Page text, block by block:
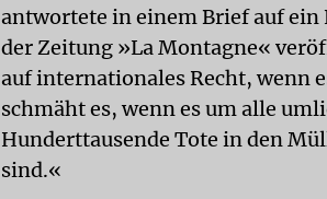
antwortete in einem Brief auf ein
der Zeitung »La Montagne«
auf internationales Recht, wenn
schmäht es, wenn es um alle
Hunderttausende Tote in den
sind.«